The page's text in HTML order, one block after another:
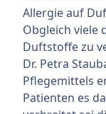
Allergie auf
Obgleich viele
Duftstoffe zu
Dr. Petra
Pflegemittels
Patienten es